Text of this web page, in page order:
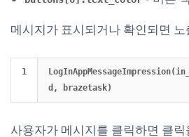
메시지가 표시되거나 확인되면
사용자가 메시지를 클릭하면 클